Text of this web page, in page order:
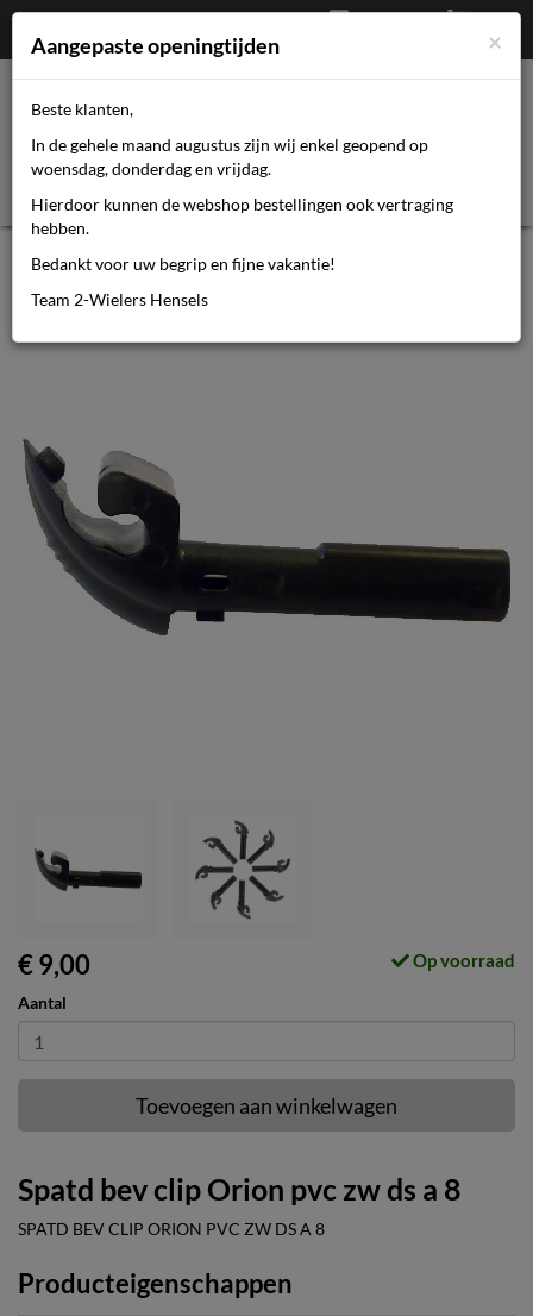
€0,00
Afrekenen
Mijn account
Spatd bev clip Orion pvc zw ds a 8
€ 9,00 Op voorraad
Aantal
Toevoegen aan winkelwagen
Spatd bev clip Orion pvc zw ds a 8
SPATD BEV CLIP ORION PVC ZW DS A 8
Producteigenschappen
×
Aangepaste openingtijden
Beste klanten,
In de gehele maand augustus zijn wij enkel geopend op
woensdag, donderdag en vrijdag.
Hierdoor kunnen de webshop bestellingen ook vertraging
hebben.
Bedankt voor uw begrip en fijne vakantie!
Team 2-Wielers Hensels